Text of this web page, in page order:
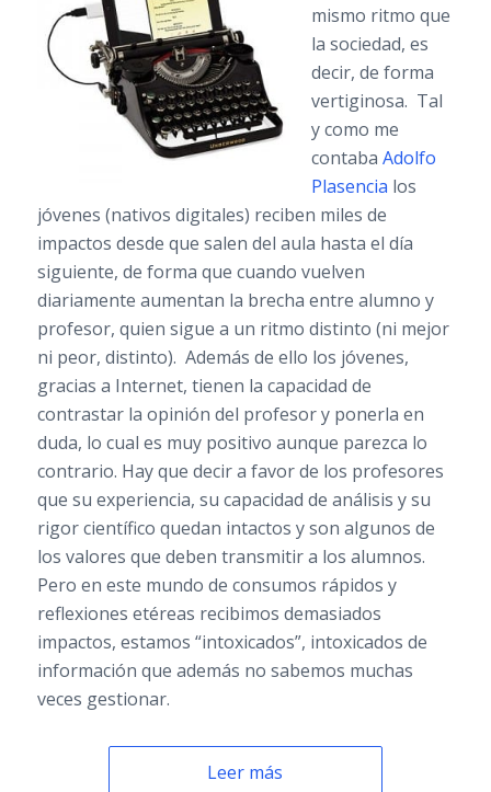
mismo ritmo que
la sociedad, es
decir, de forma
vertiginosa. Tal
y como me
contaba Adolfo
Plasencia los
jóvenes (nativos digitales) reciben miles de
impactos desde que salen del aula hasta el día
siguiente, de forma que cuando vuelven
diariamente aumentan la brecha entre alumno y
profesor, quien sigue a un ritmo distinto (ni mejor
ni peor, distinto). Además de ello los jóvenes,
gracias a Internet, tienen la capacidad de
contrastar la opinión del profesor y ponerla en
duda, lo cual es muy positivo aunque parezca lo
contrario. Hay que decir a favor de los profesores
que su experiencia, su capacidad de análisis y su
rigor científico quedan intactos y son algunos de
los valores que deben transmitir a los alumnos.
Pero en este mundo de consumos rápidos y
reflexiones etéreas recibimos demasiados
impactos, estamos “intoxicados”, intoxicados de
información que además no sabemos muchas
veces gestionar.
Leer más